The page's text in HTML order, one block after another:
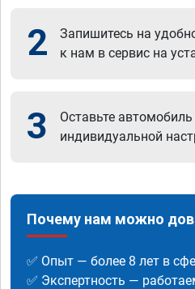
2
Запишитесь на
к нам в сервис на
3
Оставьте
индивидуальной
Почему нам можно
✅ Опыт — более 8 лет в
✅ Экспертность —